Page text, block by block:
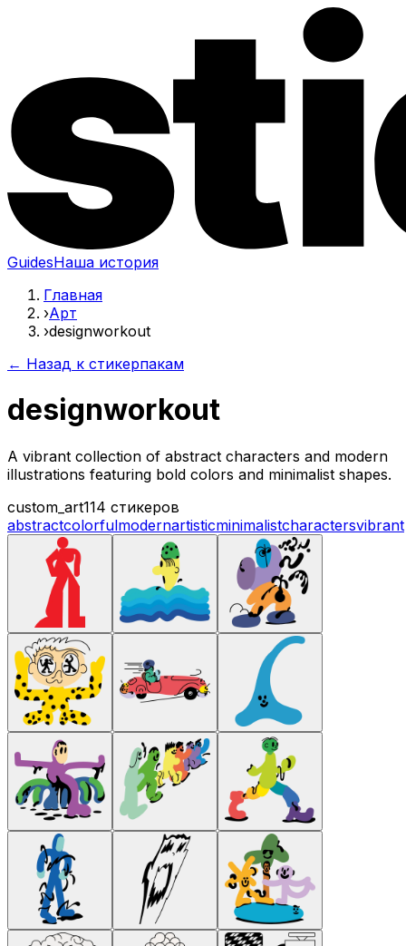
GuidesНаша история
Главная
›Арт
›designworkout
← Назад к стикерпакам
designworkout
A vibrant collection of abstract characters and modern
illustrations featuring bold colors and minimalist shapes.
custom_art114 стикеров
abstractcolorfulmodernartisticminimalistcharactersvibrant